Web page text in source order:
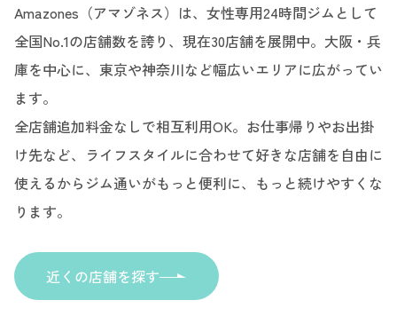
Amazones（アマゾネス）は、女性専用24時間ジムとして
全国No.1の店舗数を誇り、現在30店舗を展開中。大阪・兵
庫を中心に、東京や神奈川など幅広いエリアに広がってい
ます。
全店舗追加料金なしで相互利用OK。お仕事帰りやお出掛
け先など、ライフスタイルに合わせて好きな店舗を自由に
使えるからジム通いがもっと便利に、もっと続けやすくな
ります。
近くの店舗を探す